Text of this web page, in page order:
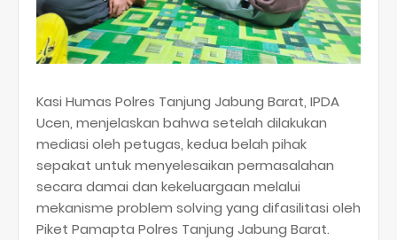
Kasi Humas Polres Tanjung Jabung Barat, IPDA
Ucen, menjelaskan bahwa setelah dilakukan
mediasi oleh petugas, kedua belah pihak
sepakat untuk menyelesaikan permasalahan
secara damai dan kekeluargaan melalui
mekanisme problem solving yang difasilitasi oleh
Piket Pamapta Polres Tanjung Jabung Barat.